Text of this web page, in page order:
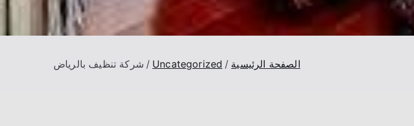
الصفحة الرئيسية Uncategorized شركة تنظيف بالرياض